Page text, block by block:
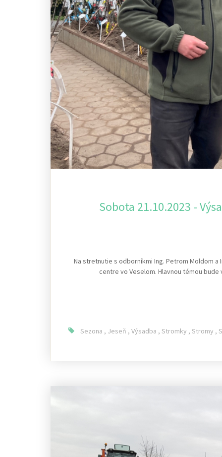
Sobota 21.10.2023 -
Na stretnutie s odborníkmi Ing. Petrom Moldom
centre vo Veselom. Hlavnou témou
Sezona , Jeseň , Výsadba , Stromky , Stromy ,